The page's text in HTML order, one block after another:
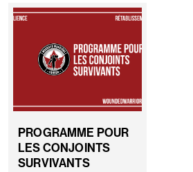
PROGRAMME POUR
LES CONJOINTS
SURVIVANTS